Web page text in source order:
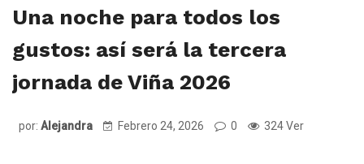
Una noche para todos los
gustos: así será la tercera
jornada de Viña 2026
por: Alejandra Febrero 24, 2026 0 324 Ver